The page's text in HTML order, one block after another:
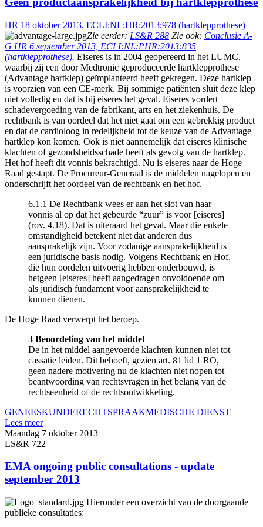
HR 18 oktober 2013, ECLI:NL:HR:2013;978 (hartklepprothese)
Zie eerder: LS&R 288 Zie ook: Conclusie A-
G HR 6 september 2013, ECLI:NL:PHR:2013:835
(hartklepprothese). Eiseres is in 2004 geopereerd in het LUMC,
waarbij zij een door Medtronic geproduceerde hartklepprothese
(Advantage hartklep) geïmplanteerd heeft gekregen. Deze hartklep
is voorzien van een CE-merk. Bij sommige patiënten sluit deze klep
niet volledig en dat is bij eiseres het geval. Eiseres vordert
schadevergoeding van de fabrikant, arts en het ziekenhuis. De
rechtbank is van oordeel dat het niet gaat om een gebrekkig product
en dat de cardioloog in redelijkheid tot de keuze van de Advantage
hartklep kon komen. Ook is niet aannemelijk dat eiseres klinische
klachten of gezondsheidsschade heeft als gevolg van de hartklep.
Het hof heeft dit vonnis bekrachtigd. Nu is eiseres naar de Hoge
Raad gestapt. De Procureur-Generaal is de middelen nagelopen en
onderschrijft het oordeel van de rechtbank en het hof.
6.1.1 De Rechtbank wees er aan het slot van haar
vonnis al op dat het gebeurde “zuur” is voor [eiseres]
(rov. 4.18). Dat is uiteraard het geval. Maar die enkele
omstandigheid betekent niet dat anderen dus
aansprakelijk zijn. Voor zodanige aansprakelijkheid is
een juridische basis nodig. Volgens Rechtbank en Hof,
die hun oordelen uitvoerig hebben onderbouwd, is
hetgeen [eiseres] heeft aangedragen onvoldoende om
als juridisch fundament voor aansprakelijkheid te
kunnen dienen.
De Hoge Raad verwerpt het beroep.
3 Beoordeling van het middel
De in het middel aangevoerde klachten kunnen niet tot
cassatie leiden. Dit behoeft, gezien art. 81 lid 1 RO,
geen nadere motivering nu de klachten niet nopen tot
beantwoording van rechtsvragen in het belang van de
rechtseenheid of de rechtsontwikkeling.
GENEESKUNDERECHTSPRAAKMEDISCHE DIENST
Lees meer
Maandag 7 oktober 2013
LS&R 722
EMA ongoing public consultations - update
september 2013
Hieronder een overzicht van de doorgaande
publieke consultaties: